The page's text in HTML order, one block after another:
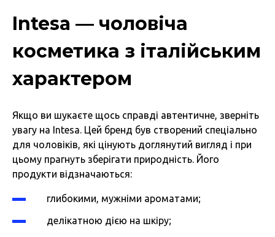
Intesa — чоловіча
косметика з італійським
характером
Якщо ви шукаєте щось справді автентичне, зверніть
увагу на Intesa. Цей бренд був створений спеціально
для чоловіків, які цінують доглянутий вигляд і при
цьому прагнуть зберігати природність. Його
продукти відзначаються:
глибокими, мужніми ароматами;
делікатною дією на шкіру;